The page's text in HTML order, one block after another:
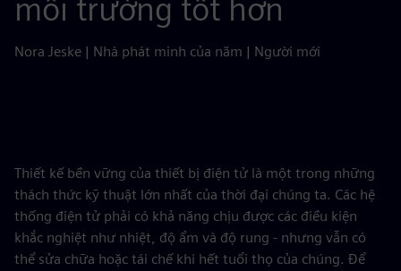
môi trường tốt hơn
Nora Jeske | Nhà phát minh của năm | Người mới
Thiết kế bền vững của thiết bị điện tử là một trong những
thách thức kỹ thuật lớn nhất của thời đại chúng ta. Các hệ
thống điện tử phải có khả năng chịu được các điều kiện
khắc nghiệt như nhiệt, độ ẩm và độ rung - nhưng vẫn có
thể sửa chữa hoặc tái chế khi hết tuổi thọ của chúng. Để